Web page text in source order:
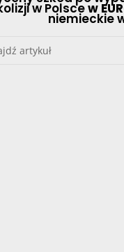
w Polscew
niemieckie